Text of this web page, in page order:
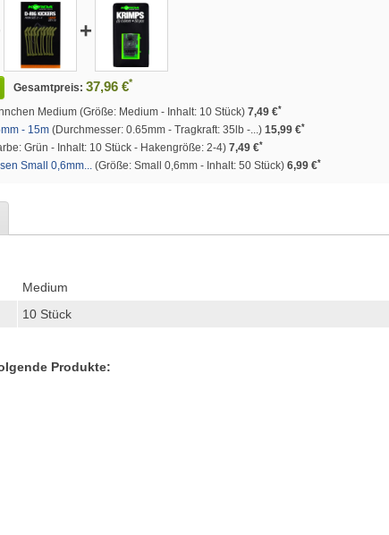
+
Gesamtpreis: 37,96 €*
Medium (Größe: Medium - Inhalt: 10 Stück) 7,49 €*
- 15m (Durchmesser: 0.65mm - Tragkraft: 35lb -...) 15,99 €*
Grün - Inhalt: 10 Stück - Hakengröße: 2-4) 7,49 €*
Small 0,6mm... (Größe: Small 0,6mm - Inhalt: 50 Stück) 6,99 €*
Medium
10 Stück
Produkte: